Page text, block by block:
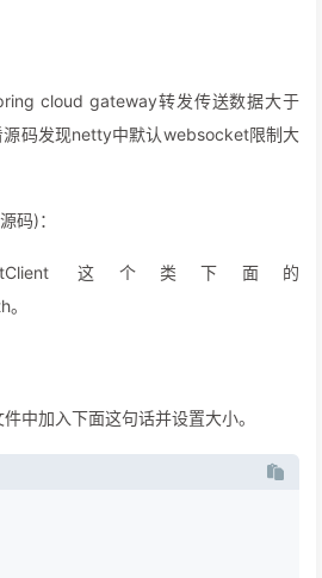
cloud gateway转发传送数据大于
码发现netty中默认websocket限制大
码)：
这个类下面的
中加入下面这句话并设置大小。